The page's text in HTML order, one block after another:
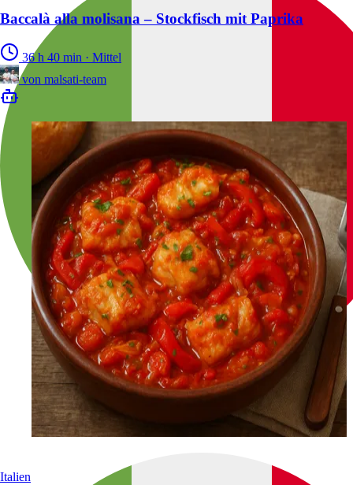
Baccalà alla molisana – Stockfisch mit Paprika
36 h 40 min · Mittel
von malsati-team
Italien